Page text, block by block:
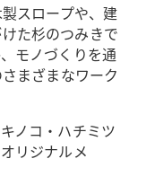
スロープや、建
た杉のつみきで
モノづくりを通
まざまなワーク
ノコ・ハチミツ
リジナルメ